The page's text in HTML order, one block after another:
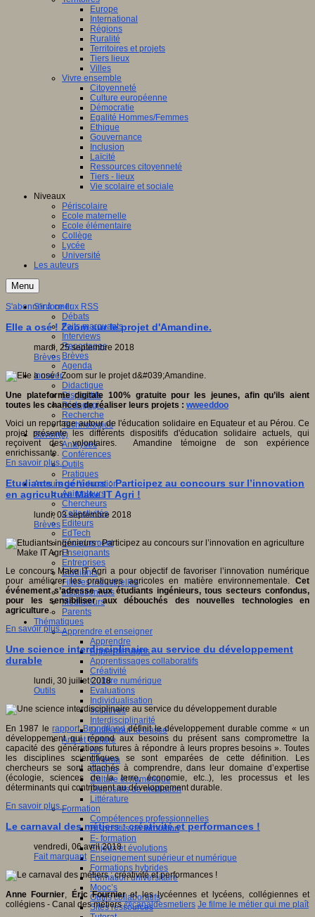
Europe
International
Régions
Ruralité
Territoires et projets
Tiers lieux
Villes
Vivre ensemble
Citoyenneté
Culture européenne
Démocratie
Egalité Hommes/Femmes
Ethique
Gouvernance
Inclusion
Laïcité
Ressources citoyenneté
Tiers - lieux
Vie scolaire et sociale
Niveaux
Périscolaire
Ecole maternelle
Ecole élémentaire
Collège
Lycée
Université
Les auteurs
Menu
S'informer
Débats
Faits marquants
Interviews
Reportages
Brèves
Agenda
Innover
Didactique
Dispositifs
Pédagogie
Recherche
Technologies
Savoir(s)
Analyses
Conférences
Outils
Pratiques
Acteurs de l'éducation
Animateurs
Chercheurs
Collectivités
Editeurs
EdTech
Encadrement
Enseignants
Entreprises
Etudiants
Filières industrielles
Institutionnels
Médiateurs
Parents
Thématiques
Apprendre et enseigner
Apprendre
Apprentissages
Apprentissages collaboratifs
Créativité
Culture numérique
Evaluations
Individualisation
Initiatives
Interdisciplinarité
Outils pour la classe
Arts et Culture
Art
Cinéma
Culture
Culture et numérique
Dispositifs de médiation
Littérature
Formation
Compétences professionnelles
Dispositifs de formation
E- formation
Enjeux et évolutions
Enseignement supérieur et numérique
Formations hybrides
Formation universitaire
Mooc’s
Outils collaboratifs
Sites ressources
S'abonner à ce flux RSS
Elle a osé ! Zoom sur le projet d'Amandine.
mardi, 25 septembre 2018
Brèves
Une plateforme digitale 100% gratuite pour les jeunes, afin qu’ils aient
toutes les chances de réaliser leurs projets : wweeddoo
Voici un reportage autour de l'éducation solidaire en Equateur et au Pérou. Ce
projet présente les différents dispositifs d'éducation solidaire actuels, qui
reçoivent des volontaires. Amandine témoigne de son expérience
enrichissante.
En savoir plus...
Etudiants ingénieurs : Participez au concours sur l’innovation
en agriculture Make IT Agri !
lundi, 03 septembre 2018
Brèves
Le concours Make IT Agri a pour objectif de favoriser l’innovation numérique
pour améliorer les pratiques agricoles en matière environnementale. Cet
événement s’adresse aux étudiants ingénieurs, tous secteurs confondus,
pour les sensibiliser aux débouchés des nouvelles technologies en
agriculture.
En savoir plus...
Une science interdisciplinaire au service du développement
durable
lundi, 30 juillet 2018
Outils
En 1987 lerapport Brundtlanddéfinit le développement durable comme « un
développement qui répond aux besoins du présent sans compromettre la
capacité des générations futures à répondre à leurs propres besoins ». Toutes
les disciplines scientifiques se sont emparées de cette définition. Les
chercheurs se sont attachés à comprendre, dans leur domaine d’expertise
(écologie, sciences de la terre, économie, etc..), les processus et les
déterminants qui contribuent au développement durable.
En savoir plus...
Le carnaval des métiers : créativité et performances !
vendredi, 06 avril 2018
Fait marquant
Anne Fournier, Éric Fournieret les lycéennes et lycéens, collégiennes et
collégiens - Canal des métiers@canaldesmetiers Je filme le métier qui me plaît